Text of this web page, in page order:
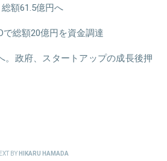
額61.5億円へ
で総額20億円を資金調達
。政府、スタートアップの成長後押
BYHIKARU HAMADA